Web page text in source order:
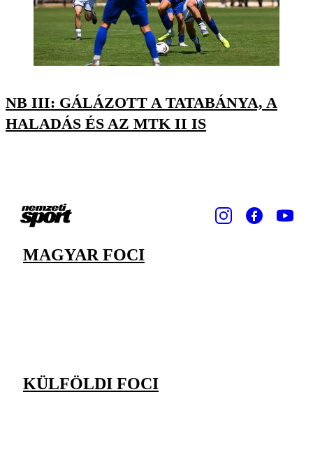
NB III: GÁLÁZOTT A TATABÁNYA, A
HALADÁS ÉS AZ MTK II IS
MAGYAR FOCI
KÜLFÖLDI FOCI